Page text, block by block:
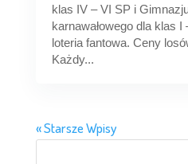
klas IV – VI SP i
karnawałowego dla klas
loteria fantowa. Ceny
Każdy...
« Starsze Wpisy